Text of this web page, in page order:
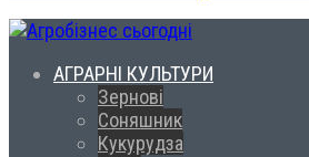
АГРАРНІ КУЛЬТУРИ
Зернові
Соняшник
Кукурудза